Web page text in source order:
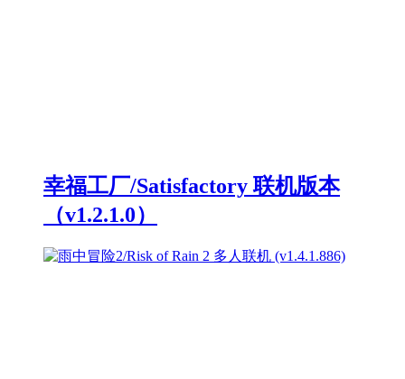
幸福工厂/Satisfactory 联机版本
（v1.2.1.0）